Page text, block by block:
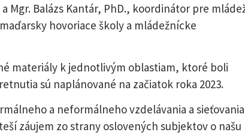
Mgr. Balázs Kantár, PhD., koordinátor pre
hovoriace školy a mládežnícke
materiály k jednotlivým oblastiam, ktoré boli
sú naplánované na začiatok roka 2023.
a neformálneho vzdelávania a sieťovania
záujem zo strany oslovených subjektov o našu